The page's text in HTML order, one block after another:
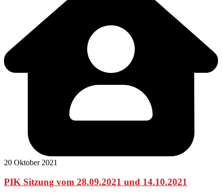
20 Oktober 2021
PIK Sitzung vom 28.09.2021 und 14.10.2021